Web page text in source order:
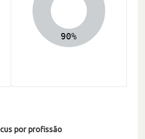
por profissão